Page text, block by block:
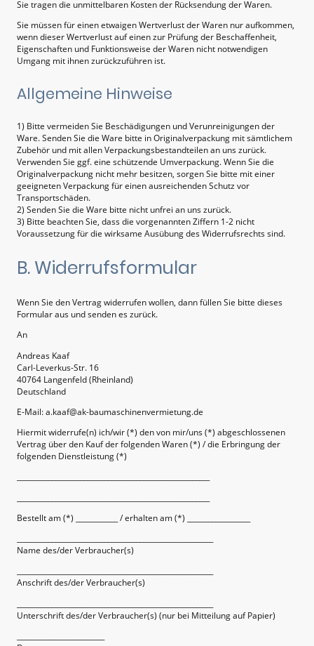
Sie tragen die unmittelbaren Kosten der Rücksendung der Waren.
Sie müssen für einen etwaigen Wertverlust der Waren nur aufkommen,
wenn dieser Wertverlust auf einen zur Prüfung der Beschaffenheit,
Eigenschaften und Funktionsweise der Waren nicht notwendigen
Umgang mit ihnen zurückzuführen ist.
Allgemeine Hinweise
1) Bitte vermeiden Sie Beschädigungen und Verunreinigungen der
Ware. Senden Sie die Ware bitte in Originalverpackung mit sämtlichem
Zubehör und mit allen Verpackungsbestandteilen an uns zurück.
Verwenden Sie ggf. eine schützende Umverpackung. Wenn Sie die
Originalverpackung nicht mehr besitzen, sorgen Sie bitte mit einer
geeigneten Verpackung für einen ausreichenden Schutz vor
Transportschäden.
2) Senden Sie die Ware bitte nicht unfrei an uns zurück.
3) Bitte beachten Sie, dass die vorgenannten Ziffern 1-2 nicht
Voraussetzung für die wirksame Ausübung des Widerrufsrechts sind.
B. Widerrufsformular
Wenn Sie den Vertrag widerrufen wollen, dann füllen Sie bitte dieses
Formular aus und senden es zurück.
An
Andreas Kaaf
Carl-Leverkus-Str. 16
40764 Langenfeld (Rheinland)
Deutschland
E-Mail: a.kaaf@ak-baumaschinenvermietung.de
Hiermit widerrufe(n) ich/wir (*) den von mir/uns (*) abgeschlossenen
Vertrag über den Kauf der folgenden Waren (*) / die Erbringung der
folgenden Dienstleistung (*)
Bestellt am (*) ____________ / erhalten am (*) __________________
Name des/der Verbraucher(s)
Anschrift des/der Verbraucher(s)
Unterschrift des/der Verbraucher(s) (nur bei Mitteilung auf Papier)